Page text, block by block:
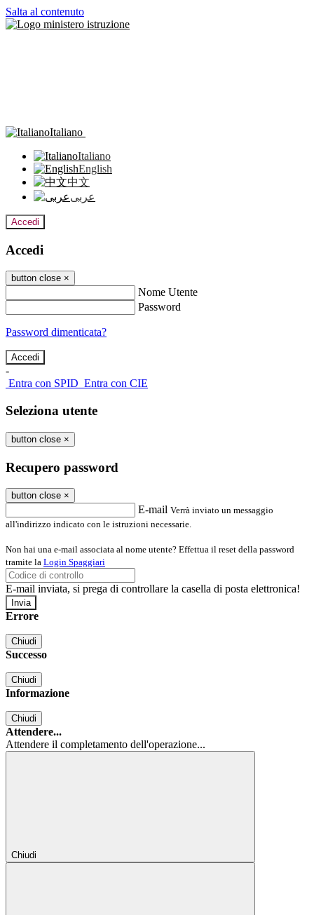
Salta al contenuto
Italiano
Italiano
English
中文
عربى
Accedi
Accedi
button close ×
Nome Utente
Password
Password dimenticata?
-
Entra con SPID Entra con CIE
Seleziona utente
button close ×
Recupero password
button close ×
E-mail Verrà inviato un messaggio
all'indirizzo indicato con le istruzioni necessarie.
Non hai una e-mail associata al nome utente? Effettua il reset della password
tramite la Login Spaggiari
E-mail inviata, si prega di controllare la casella di posta elettronica!
Errore
Chiudi
Successo
Chiudi
Informazione
Chiudi
Attendere...
Attendere il completamento dell'operazione...
Chiudi